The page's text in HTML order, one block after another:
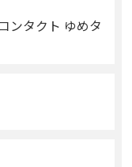
ンタクト ゆめタ